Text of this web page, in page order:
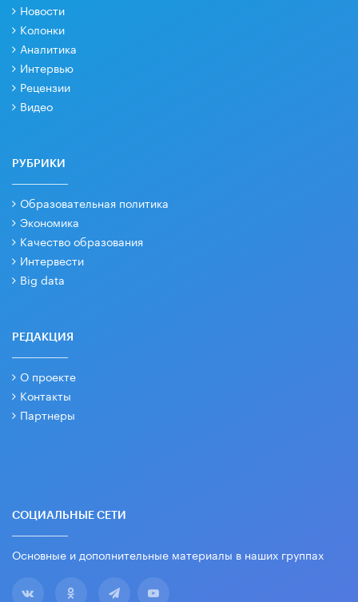
Новости
Колонки
Аналитика
Интервью
Рецензии
Видео
РУБРИКИ
Образовательная политика
Экономика
Качество образования
Интервести
Big data
РЕДАКЦИЯ
О проекте
Контакты
Партнеры
СОЦИАЛЬНЫЕ СЕТИ
Основные и дополнительные материалы в наших группах